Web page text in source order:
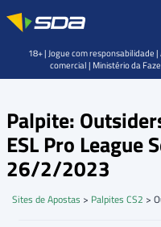
Palpite:
ESL Pro League
26/2/2023
Sites de Apostas > Palpites CS2 >
18+ | Jogue com responsabilidade
comercial | Ministério da